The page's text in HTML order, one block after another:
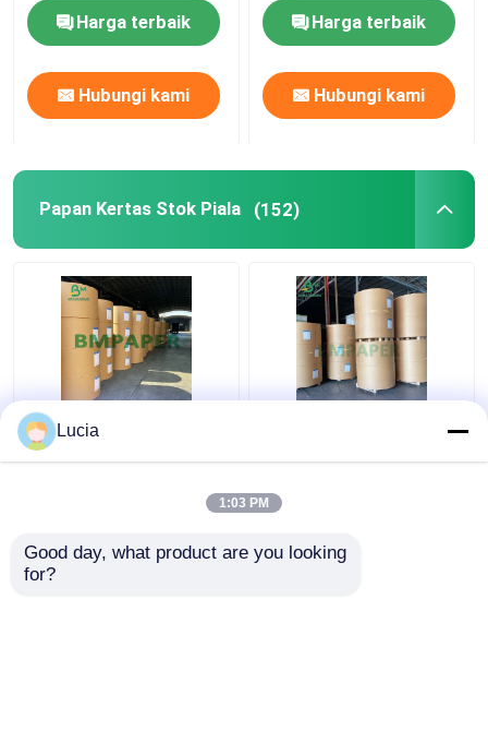
Harga terbaik
Hubungi kami
Harga terbaik
Hubungi kami
Papan Kertas Stok Piala (152)
100gsm 120gsm Cup
Stock Paper Roll
OEM ODM White Papan
Cup Paper Bowl
Lucia
1:03 PM
Good day, what product are you looking
for?